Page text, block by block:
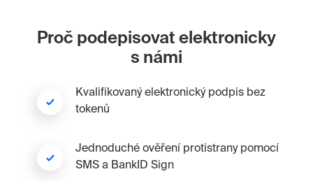
Proč podepisovat elektronicky
s námi
Kvalifikovaný elektronický podpis bez
tokenů
Jednoduché ověření protistrany pomocí
SMS a BankID Sign